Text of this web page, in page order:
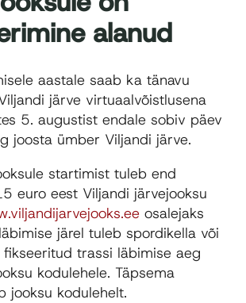
alanud
aastale saab ka tänavu
järve virtuaalvõistlusena
5. augustist endale sobiv päev
joosta ümber Viljandi järve.
startimist tuleb end
euro eest Viljandi järvejooksu
osalejaks
järel tuleb spordikella või
trassi läbimise aeg
kodulehele. Täpsema
jooksu kodulehelt.